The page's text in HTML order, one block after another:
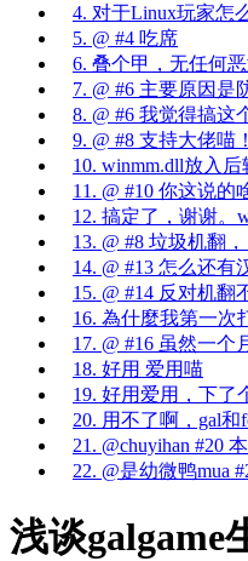
4. 对于Linux玩家怎
5. @ #4 吃席
6. 叠个甲，无任何
7. @ #6 主要原因是
8. @ #6 我觉得搞这
9. @ #8 支持大佬
10. winmm.dll放入
11. @ #10 你这说的
12. 搞定了，谢谢。
13. @ #8 垃圾机翻
14. @ #13 怎么还有
15. @ #14 反对机翻
16. 為什麼我第一次
17. @ #16 虽然一个
18. 好用 爱用喵
19. 好用爱用，下了
20. 用不了啊，gal
21. @chuyihan #20
22. @是幼微鸭mua
浅谈galgame